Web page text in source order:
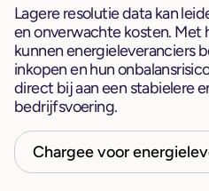
Lagere resolutie data kan
en onverwachte kosten. Met
kunnen energieleveranciers
inkopen en hun
direct bij aan een stabielere
bedrijfsvoering.
Chargee voor